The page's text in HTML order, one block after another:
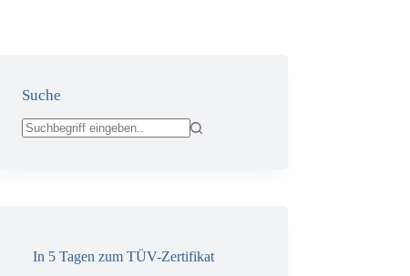
Suche
In 5 Tagen zum TÜV-Zertifikat